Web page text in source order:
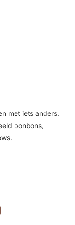
met iets anders.
bonbons,